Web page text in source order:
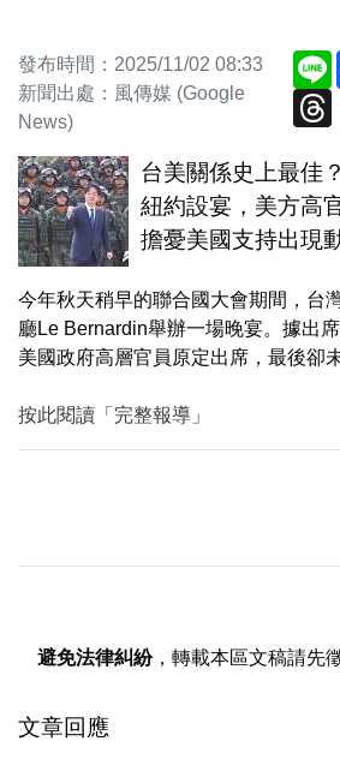
發布時間：2025/11/02 08:33
新聞出處：風傳媒 (Google
News)
台美關係史上最佳
紐約設宴，美方高
擔憂美國支持出現
今年秋天稍早的聯合國大會期間，台
廳Le Bernardin舉辦一場晚宴。據出
美國政府高層官員原定出席，最後卻
按此閱讀「完整報導」
避免法律糾紛，轉載本區文稿請先
文章回應